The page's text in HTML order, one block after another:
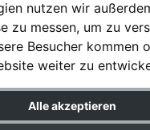
nutzen wir
zu messen, um zu
Besucher kommen
weiter zu
Alle akzeptieren